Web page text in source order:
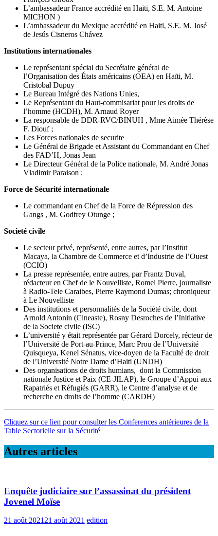
L’ambassadeur France accrédité en Haiti, S.E. M. Antoine
MICHON )
L’ambassadeur du Mexique accrédité en Haiti, S.E. M. José
de Jesús Cisneros Chávez
Institutions internationales
Le représentant spécial du Secrétaire général de
l’Organisation des États américains (OEA) en Haïti, M.
Cristobal Dupuy
Le Bureau Intégré des Nations Unies,
Le Représentant du Haut-commisariat pour les droits de
l’homme (HCDH), M. Arnaud Royer
La responsable de DDR-RVC/BINUH , Mme Aimée Thérèse
F. Diouf ;
Les Forces nationales de securite
Le Général de Brigade et Assistant du Commandant en Chef
des FAD’H, Jonas Jean
Le Directeur Général de la Police nationale, M. André Jonas
Vladimir Paraison ;
Force de Sécurité internationale
Le commandant en Chef de la Force de Répression des
Gangs , M. Godfrey Otunge ;
Societé civile
Le secteur privé, représenté, entre autres, par l’Institut
Macaya, la Chambre de Commerce et d’Industrie de l’Ouest
(CCIO)
La presse représentée, entre autres, par Frantz Duval,
rédacteur en Chef de le Nouvelliste, Romel Pierre, journaliste
à Radio-Tele Caraibes, Pierre Raymond Dumas; chroniqueur
à Le Nouvelliste
Des institutions et personnalités de la Société civile, dont
Arnold Antonin (Cineaste), Rosny Desroches de l’Initiative
de la Societe civile (ISC)
L’université y était représentée par Gérard Dorcely, récteur de
l’Université de Port-au-Prince, Marc Prou de l’Université
Quisqueya, Kenel Sénatus, vice-doyen de la Faculté de droit
de l’Université Notre Dame d’Haiti (UNDH)
Des organisations de droits humians, dont la Commission
nationale Justice et Paix (CE-JILAP), le Groupe d’Appui aux
Rapatriés et Réfugiés (GARR), le Centre d’analyse et de
recherche en droits de l’homme (CARDH)
Cliquez sur ce lien pour consulter les Conferences antérieures de la
Table Sectorielle sur la Sécurité
Autres articles
Enquête judiciaire sur l’assassinat du président
Jovenel Moïse
21 août 202121 août 2021 edition